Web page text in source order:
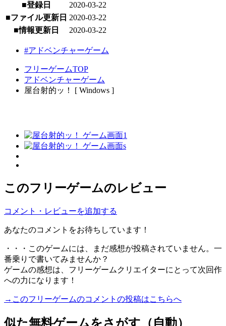
■登録日
2020-03-22
■ファイル更新日 2020-03-22
■情報更新日
2020-03-22
#アドベンチャーゲーム
フリーゲームTOP
アドベンチャーゲーム
屋台射的ッ！ [ Windows ]
このフリーゲームのレビュー
コメント・レビューを追加する
あなたのコメントをお待ちしています！
・・・このゲームには、まだ感想が投稿されていません。一
番乗りで書いてみませんか？
ゲームの感想は、フリーゲームクリエイターにとって次回作
への力になります！
→このフリーゲームのコメントの投稿はこちらへ
似た無料ゲームをさがす（自動）